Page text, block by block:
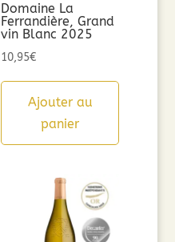
Domaine La
Ferrandière, Grand
vin Blanc 2025
10,95€
Ajouter au
panier